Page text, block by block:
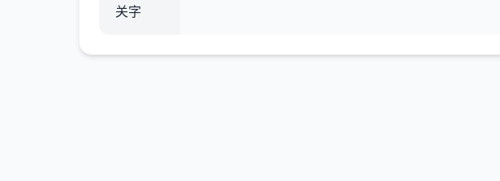
关字